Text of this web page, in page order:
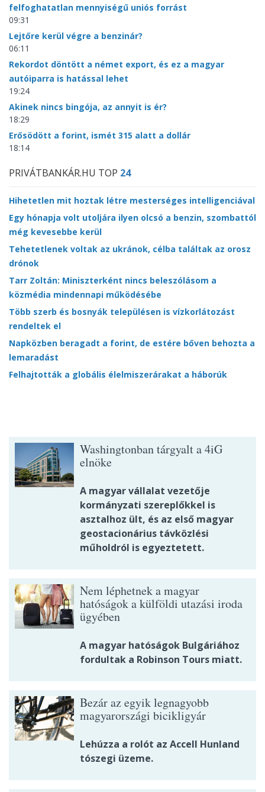
felfoghatatlan mennyiségű uniós forrást
09:31
Lejtőre kerül végre a benzinár?
06:11
Rekordot döntött a német export, és ez a magyar
autóiparra is hatással lehet
19:24
Akinek nincs bingója, az annyit is ér?
18:29
Erősödött a forint, ismét 315 alatt a dollár
18:14
PRIVÁTBANKÁR.HU TOP 24
Hihetetlen mit hoztak létre mesterséges intelligenciával
Egy hónapja volt utoljára ilyen olcsó a benzin, szombattól
még kevesebbe kerül
Tehetetlenek voltak az ukránok, célba találtak az orosz
drónok
Tarr Zoltán: Miniszterként nincs beleszólásom a
közmédia mindennapi működésébe
Több szerb és bosnyák településen is vízkorlátozást
rendeltek el
Napközben beragadt a forint, de estére bőven behozta a
lemaradást
Felhajtották a globális élelmiszerárakat a háborúk
Washingtonban tárgyalt a 4iG
elnöke
A magyar vállalat vezetője
kormányzati szereplőkkel is
asztalhoz ült, és az első magyar
geostacionárius távközlési
műholdról is egyeztetett.
Nem léphetnek a magyar
hatóságok a külföldi utazási iroda
ügyében
A magyar hatóságok Bulgáriához
fordultak a Robinson Tours miatt.
Bezár az egyik legnagyobb
magyarországi bicikligyár
Lehúzza a rolót az Accell Hunland
tószegi üzeme.